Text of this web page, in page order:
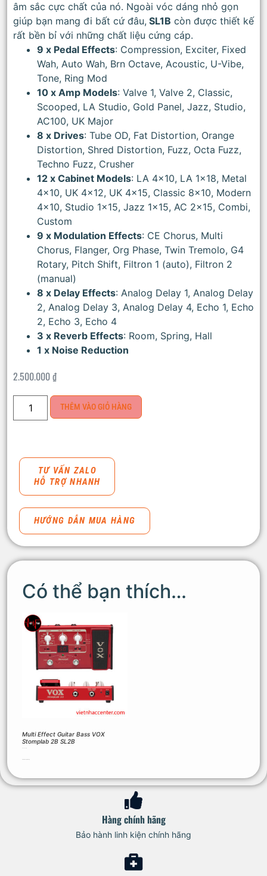
âm sắc cực chất của nó. Ngoài vóc dáng nhỏ gọn
giúp bạn mang đi bất cứ đâu, SL1B còn được thiết kế
rất bền bỉ với những chất liệu cứng cáp.
9 x Pedal Effects: Compression, Exciter, Fixed
Wah, Auto Wah, Brn Octave, Acoustic, U-Vibe,
Tone, Ring Mod
10 x Amp Models: Valve 1, Valve 2, Classic,
Scooped, LA Studio, Gold Panel, Jazz, Studio,
AC100, UK Major
8 x Drives: Tube OD, Fat Distortion, Orange
Distortion, Shred Distortion, Fuzz, Octa Fuzz,
Techno Fuzz, Crusher
12 x Cabinet Models: LA 4×10, LA 1×18, Metal
4×10, UK 4×12, UK 4×15, Classic 8×10, Modern
4×10, Studio 1×15, Jazz 1×15, AC 2×15, Combi,
Custom
9 x Modulation Effects: CE Chorus, Multi
Chorus, Flanger, Org Phase, Twin Tremolo, G4
Rotary, Pitch Shift, Filtron 1 (auto), Filtron 2
(manual)
8 x Delay Effects: Analog Delay 1, Analog Delay
2, Analog Delay 3, Analog Delay 4, Echo 1, Echo
2, Echo 3, Echo 4
3 x Reverb Effects: Room, Spring, Hall
1 x Noise Reduction
2.500.000₫
THÊM VÀO GIỎ HÀNG
TƯ VẤN ZALO
HỖ TRỢ NHANH
HƯỚNG DẪN MUA HÀNG
Có thể bạn thích…
Multi Effect Guitar Bass VOX
Stomplab 2B SL2B
Hàng chính hãng
Bảo hành linh kiện chính hãng